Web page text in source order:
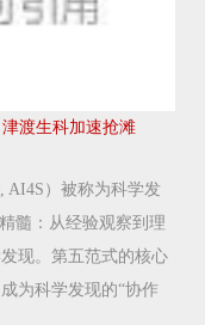
津渡生科加速抢滩
AI4S）被称为科学发
髓：从经验观察到理
现。第五范式的核心
为科学发现的“协作